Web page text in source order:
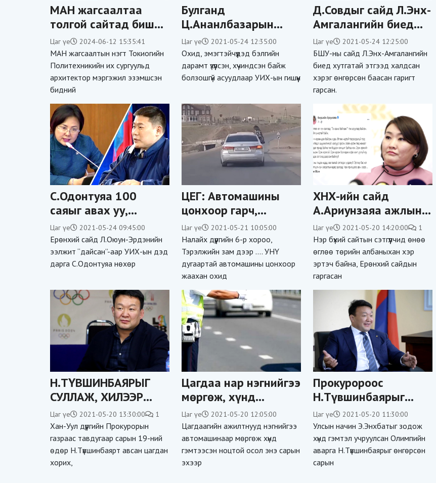
МАН жагсаалтаа
толгой сайтад биш
“бурханы хүү“-д
өгчээ
Цаг үе 2024-06-12 15:35:41
МАН жагсаалтын нэгт Токиогийн
Политехникийн их сургуульд
архитектор мэргэжил эзэмшсэн
бидний
Булганд
Ц.Ананлбазарын
эсрэг гарын үсэг
цуглуулж эхэлжээ
Цаг үе 2021-05-24 12:35:00
Охид, эмэгтэйчүүдэд бэлгийн
дарамт үзүүлсэн, хүчиндсэн байж
болзошгүй асуудлаар УИХ-ын гишүүн
Д.Совдыг сайд Л.Энх-
Амгалангийн биед
халдсан хэргээр
ЯЛЛАГДАГЧААР
татлаа
Цаг үе 2021-05-24 12:25:00
БШУ-ны сайд Л.Энх-Амгалангийн
биед хутгатай этгээд халдсан
хэрэг өнгөрсөн баасан гаригт
гарсан.
С.Одонтуяа 100
саяыг авах уу,
зургаан хэргийн ялд
унах уу?
Цаг үе 2021-05-24 09:45:00
Ерөнхий сайд Л.Оюун-Эрдэнийн
ээлжит “дайсан”-аар УИХ-ын дэд
дарга С.Одонтуяа нөхөр
ЦЕГ: Автомашины
цонхоор гарч,
хөдөлгөөнд
оролцсон асуудлыг
шалгаж ХАРИУЦЛАГА
ТООЦНО
Цаг үе 2021-05-21 10:05:00
Налайх дүүргийн 6-р хороо,
Тэрэлжийн зам дээр .... УНҮ
дугаартай автомашины цонхоор
жаахан охид
ХНХ-ийн сайд
А.Ариунзаяа ажлын
цагаа сэтгүүлчдээр
“ЦАГДУУЛАХГҮЙ“ гэв
үү
Цаг үе 2021-05-20 14:20:00 1
Нэр бүхий сайтын сэтгүүлчид өнөө
өглөө төрийн албаныхан хэр
эртэч байна, Ерөнхий сайдын
гаргасан
Н.ТҮВШИНБАЯРЫГ
СУЛЛАЖ, ХИЛЭЭР
НЭВТРЭХИЙГ
ХОРИГЛОЛОО
Цаг үе 2021-05-20 13:30:00 1
Хан-Уул дүүргийн Прокурорын
газраас тавдугаар сарын 19-ний
өдөр Н.Түвшинбаярт авсан цагдан
хорих,
Цагдаа нар нэгнийгээ
мөргөж, хүнд
гэмтээжээ
Цаг үе 2021-05-20 12:05:00
Цагдаагийн ажилтнууд нэгнийгээ
автомашинаар мөргөж хүнд
гэмтээсэн ноцтой осол энэ сарын
эхээр
Прокуророос
Н.Түвшинбаярыг
хорих хугацааг
сунгах санал дахин
гаргажээ
Цаг үе 2021-05-20 11:30:00
Улсын начин Э.Энхбатыг зодож
хүнд гэмтэл учруулсан Олимпийн
аварга Н.Түвшинбаярыг өнгөрсөн
сарын